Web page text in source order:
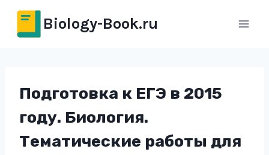
Перейти
содержимому
Biology-Book.ru
Подготовка к ЕГЭ в 2015
году. Биология.
Тематические работы для